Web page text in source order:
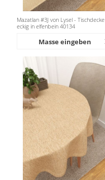
Mazatlan #3J von Lysel - Tischdecke
eckig in elfenbein 40134
Masse eingeben